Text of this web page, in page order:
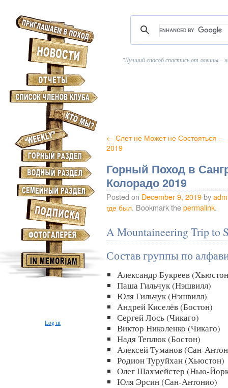
Log in
Лучший способ спастись от лавины –
← Слет не Может не Состояться –
2019
Горный Поход в
Колорадо 2019
Posted on December 9, 2019by
где был. Bookmark thepermalink.
A Mountaineering Trip to
Состав группы по
Александр Букреев
Паша Гильчук (Нэшвилл)
Юля Гильчук (Нэшвилл)
Андрей Киселёв (Бостон)
Сергей Лось (Чикаго)
Виктор Николенко (Чикаго)
Надя Теплюк (Бостон)
Алексей Туманов (Сан-
Родион Туруйхан (Хьюстон)
Олег Шахмейстер (Нью-
Юля Эрсин (Сан-Антонио)